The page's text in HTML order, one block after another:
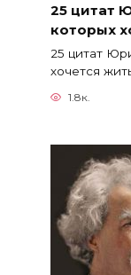
25 цитат
которых
25 цитат
хочется
1.8к.